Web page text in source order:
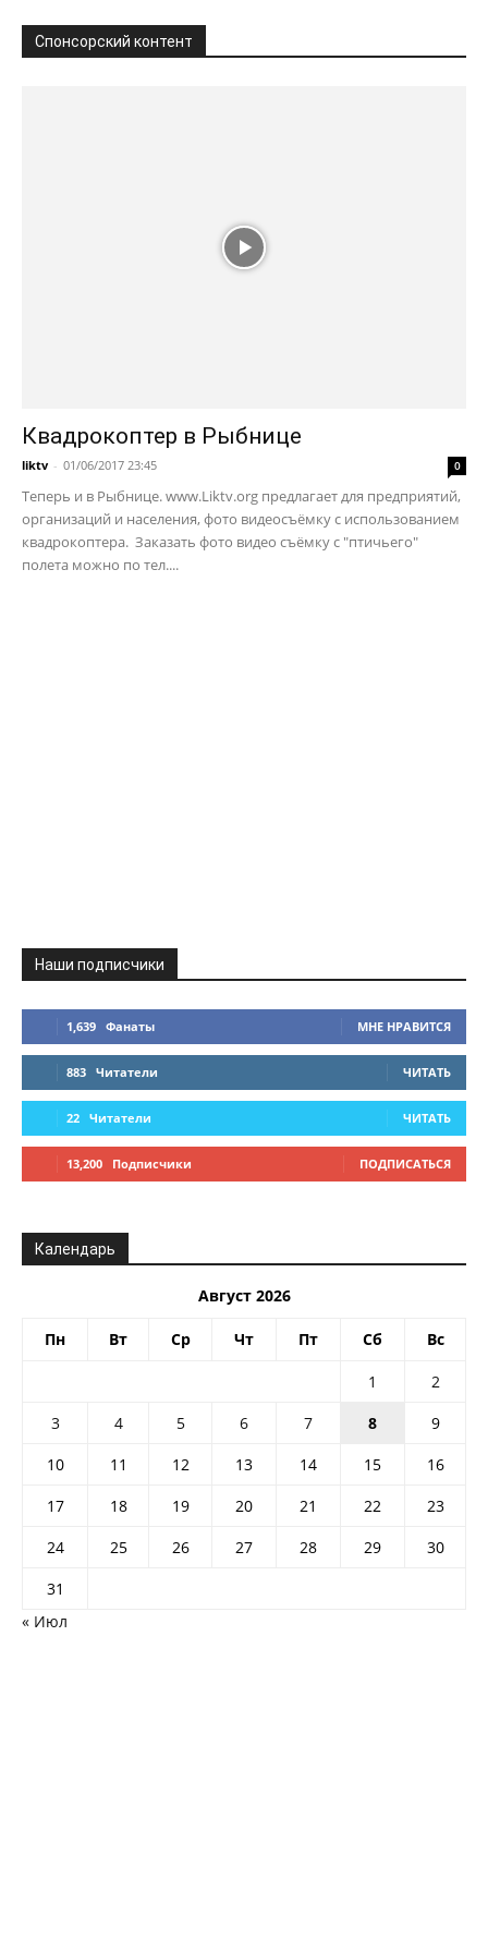
Спонсорский контент
Квадрокоптер в Рыбнице
liktv - 01/06/2017 23:45 0
Теперь и в Рыбнице. www.Liktv.org предлагает для предприятий,
организаций и населения, фото видеосъёмку с использованием
квадрокоптера. Заказать фото видео съёмку с "птичьего"
полета можно по тел....
Наши подписчики
1,639 Фанаты МНЕ НРАВИТСЯ
883 Читатели ЧИТАТЬ
22 Читатели ЧИТАТЬ
13,200 Подписчики ПОДПИСАТЬСЯ
Календарь
Август 2026
Пн Вт Ср Чт Пт Сб Вс
1
2
3
4 5 6 7 8
9
10
11 12 13 14 15
16
17
18 19 20 21 22
23
24
25 26 27 28 29
30
31
« Июл